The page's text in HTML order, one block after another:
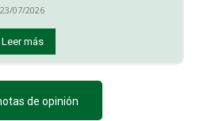
23/07/2026
Leer más
de opinión